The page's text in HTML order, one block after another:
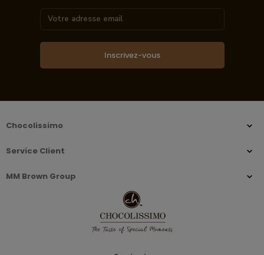
Inscrivez-vous
Chocolissimo
Service Client
MM Brown Group